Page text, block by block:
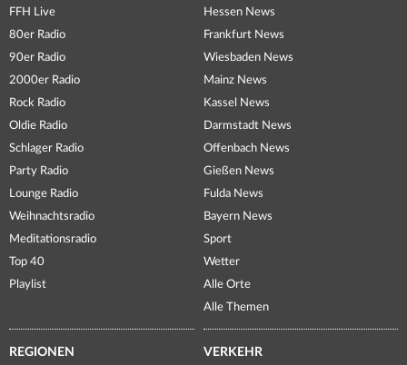
FFH Live
80er Radio
90er Radio
2000er Radio
Rock Radio
Oldie Radio
Schlager Radio
Party Radio
Lounge Radio
Weihnachtsradio
Meditationsradio
Top 40
Playlist
Hessen News
Frankfurt News
Wiesbaden News
Mainz News
Kassel News
Darmstadt News
Offenbach News
Gießen News
Fulda News
Bayern News
Sport
Wetter
Alle Orte
Alle Themen
REGIONEN VERKEHR